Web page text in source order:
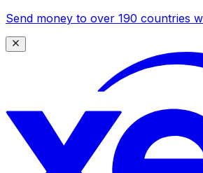
Send money to over 190 countries